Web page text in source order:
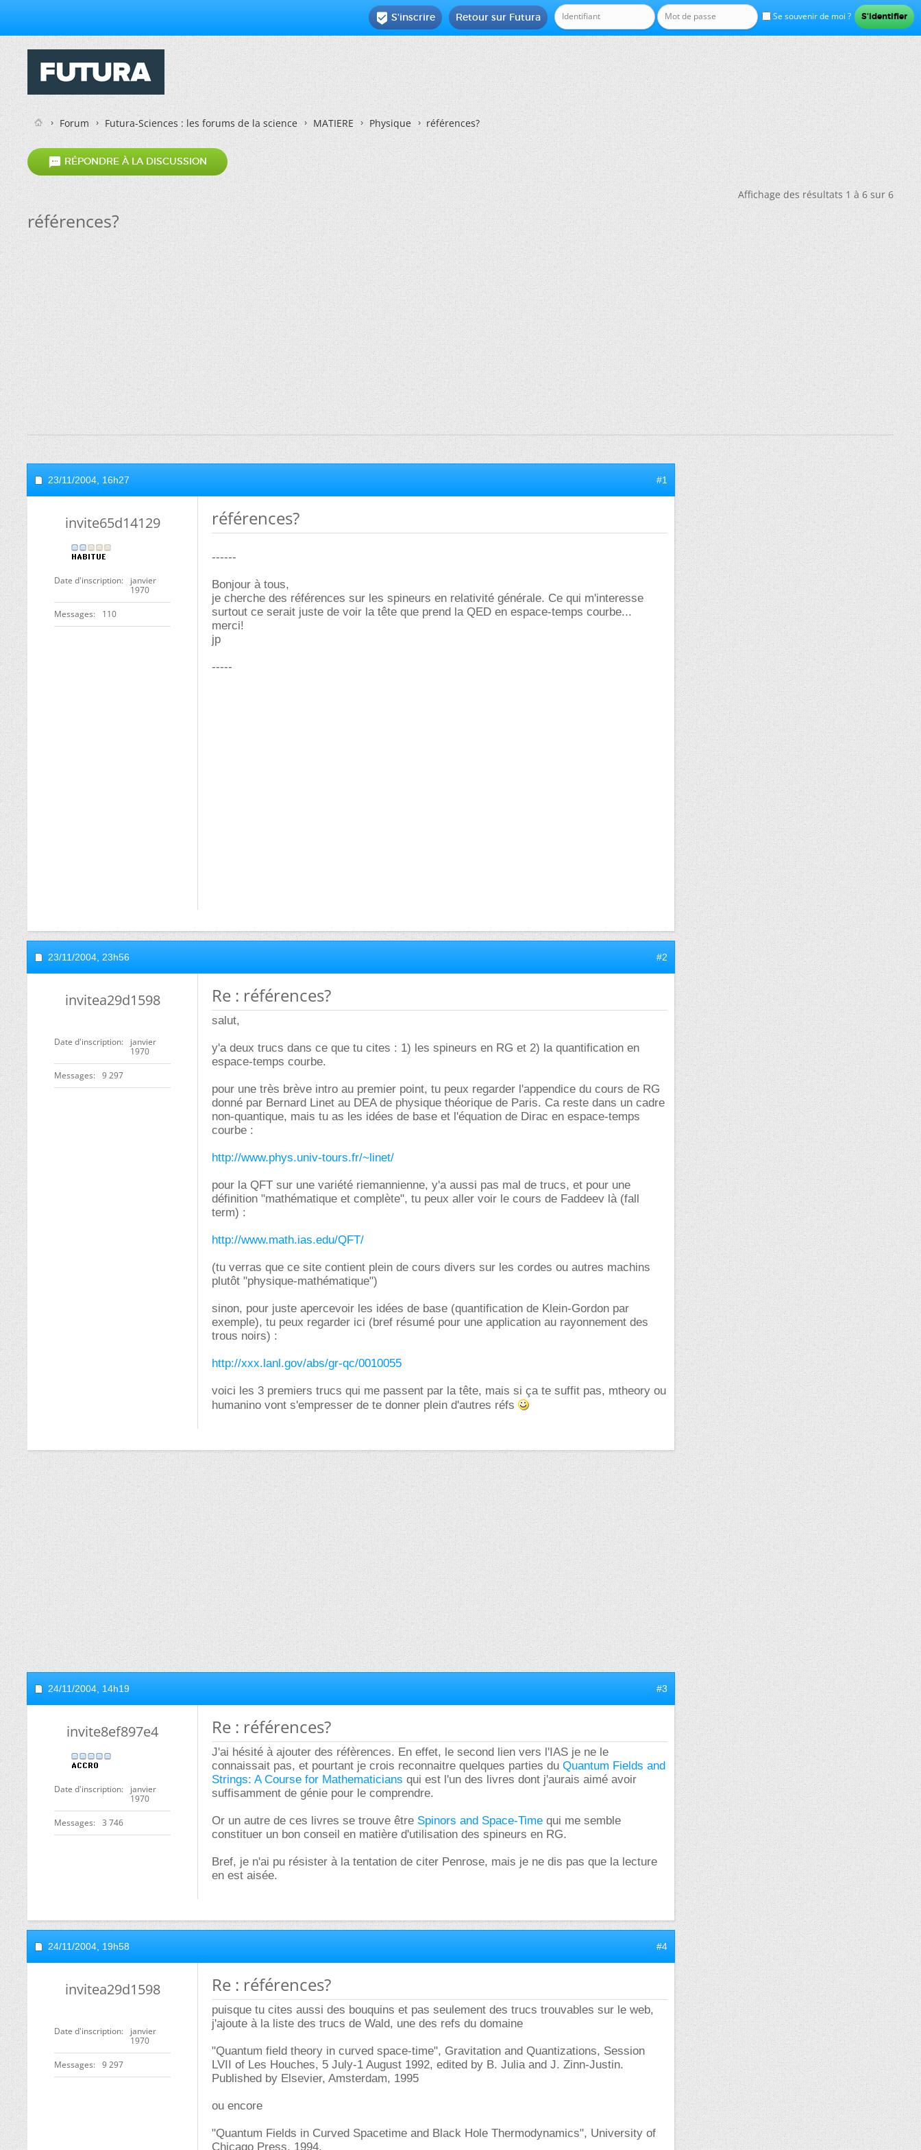
Se souvenir de moi ?
Retour sur Futura
 S'inscrire
Forum Futura-Sciences : les forums de la science MATIERE Physique références?
 RÉPONDRE À LA DISCUSSION
Affichage des résultats 1 à 6 sur 6
références?
23/11/2004, 16h27 #1
invite65d14129
Date d'inscription
janvier
1970
Messages 110
références?
------
Bonjour à tous,
je cherche des références sur les spineurs en relativité générale. Ce qui m'interesse
surtout ce serait juste de voir la tête que prend la QED en espace-temps courbe...
merci!
jp
-----
23/11/2004, 23h56 #2
invitea29d1598
Date d'inscription
janvier
1970
Messages 9 297
Re : références?
salut,
y'a deux trucs dans ce que tu cites : 1) les spineurs en RG et 2) la quantification en
espace-temps courbe.
pour une très brève intro au premier point, tu peux regarder l'appendice du cours de RG
donné par Bernard Linet au DEA de physique théorique de Paris. Ca reste dans un cadre
non-quantique, mais tu as les idées de base et l'équation de Dirac en espace-temps
courbe :
http://www.phys.univ-tours.fr/~linet/
pour la QFT sur une variété riemannienne, y'a aussi pas mal de trucs, et pour une
définition "mathématique et complète", tu peux aller voir le cours de Faddeev là (fall
term) :
http://www.math.ias.edu/QFT/
(tu verras que ce site contient plein de cours divers sur les cordes ou autres machins
plutôt "physique-mathématique")
sinon, pour juste apercevoir les idées de base (quantification de Klein-Gordon par
exemple), tu peux regarder ici (bref résumé pour une application au rayonnement des
trous noirs) :
http://xxx.lanl.gov/abs/gr-qc/0010055
voici les 3 premiers trucs qui me passent par la tête, mais si ça te suffit pas, mtheory ou
humanino vont s'empresser de te donner plein d'autres réfs
24/11/2004, 14h19 #3
invite8ef897e4
Date d'inscription
janvier
1970
Messages 3 746
Re : références?
J'ai hésité à ajouter des réfèrences. En effet, le second lien vers l'IAS je ne le
connaissait pas, et pourtant je crois reconnaitre quelques parties du Quantum Fields and
Strings: A Course for Mathematicians qui est l'un des livres dont j'aurais aimé avoir
suffisamment de génie pour le comprendre.
Or un autre de ces livres se trouve être Spinors and Space-Time qui me semble
constituer un bon conseil en matière d'utilisation des spineurs en RG.
Bref, je n'ai pu résister à la tentation de citer Penrose, mais je ne dis pas que la lecture
en est aisée.
24/11/2004, 19h58 #4
invitea29d1598
Date d'inscription
janvier
1970
Messages 9 297
Re : références?
puisque tu cites aussi des bouquins et pas seulement des trucs trouvables sur le web,
j'ajoute à la liste des trucs de Wald, une des refs du domaine
"Quantum field theory in curved space-time", Gravitation and Quantizations, Session
LVII of Les Houches, 5 July-1 August 1992, edited by B. Julia and J. Zinn-Justin.
Published by Elsevier, Amsterdam, 1995
ou encore
"Quantum Fields in Curved Spacetime and Black Hole Thermodynamics", University of
Chicago Press, 1994.